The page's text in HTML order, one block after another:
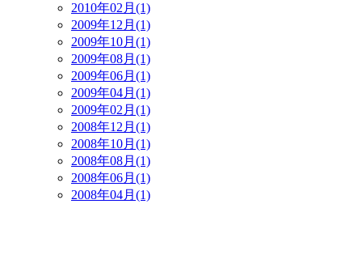
2010年02月(1)
2009年12月(1)
2009年10月(1)
2009年08月(1)
2009年06月(1)
2009年04月(1)
2009年02月(1)
2008年12月(1)
2008年10月(1)
2008年08月(1)
2008年06月(1)
2008年04月(1)